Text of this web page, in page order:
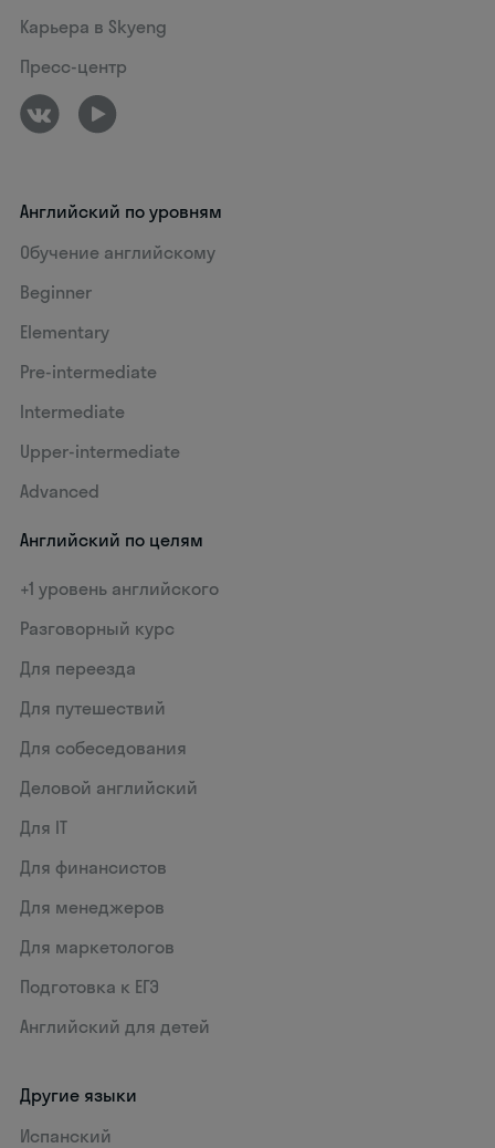
Карьера в Skyeng
Пресс-центр
Английский по уровням
Обучение английскому
Beginner
Elementary
Pre-intermediate
Intermediate
Upper-intermediate
Advanced
Английский по целям
+1 уровень английского
Разговорный курс
Для переезда
Для путешествий
Для собеседования
Деловой английский
Для IT
Для финансистов
Для менеджеров
Для маркетологов
Подготовка к ЕГЭ
Английский для детей
Другие языки
Испанский